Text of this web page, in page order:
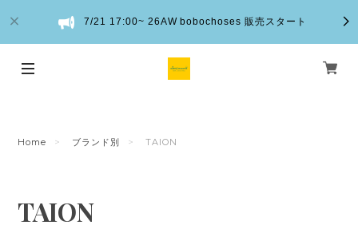
7/21 17:00~ 26AW bobochoses 販売スタート
Home ブランド別 TAION
TAION